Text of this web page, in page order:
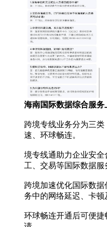
海南国际数据综合服务
跨境专线业务分为三
速、环球畅连。
境专线通助力企业安
工、交易等国际数据服
跨境加速优化国际数
务中的网络延迟、卡顿
环球畅连开通后可便